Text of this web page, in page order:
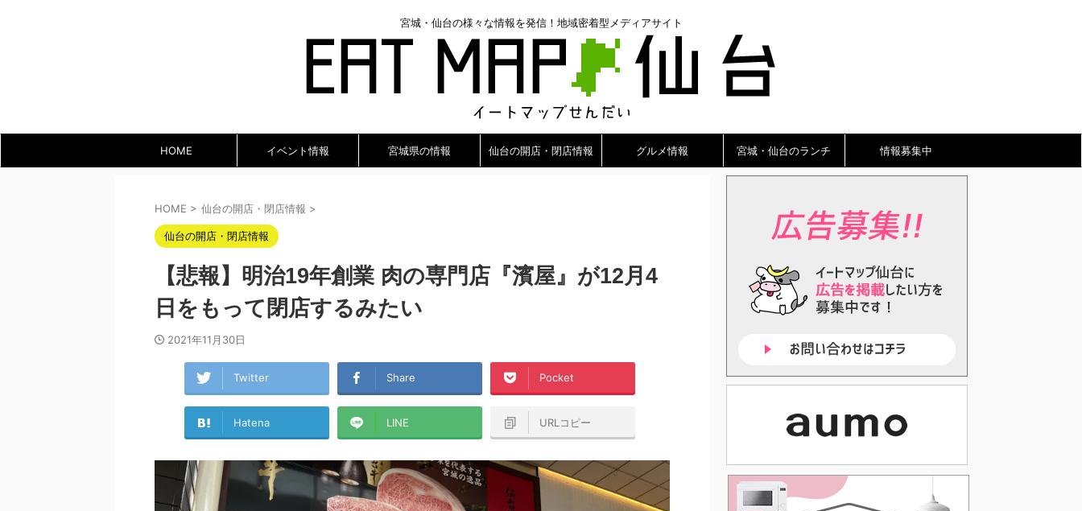
宮城・仙台の様々な情報を発信！地域密着型メディアサイト
HOME イベント情報 宮城県の情報 仙台の開店・閉店情報 グルメ情報 宮城・仙台のランチ 情報募集中
HOME > 仙台の開店・閉店情報 >
仙台の開店・閉店情報
【悲報】明治19年創業 肉の専門店『濱屋』が12月4
日をもって閉店するみたい
2021年11月30日
Twitter Share Pocket
Hatena LINE URLコピー